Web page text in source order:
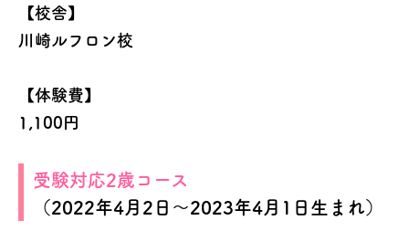
【校舎】
川崎ルフロン校
【体験費】
1,100円
受験対応2歳コース
（2022年4月2日～2023年4月1日生まれ）